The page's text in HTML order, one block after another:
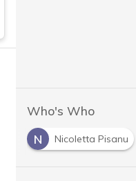
Who's Who
N
Nicoletta Pisanu